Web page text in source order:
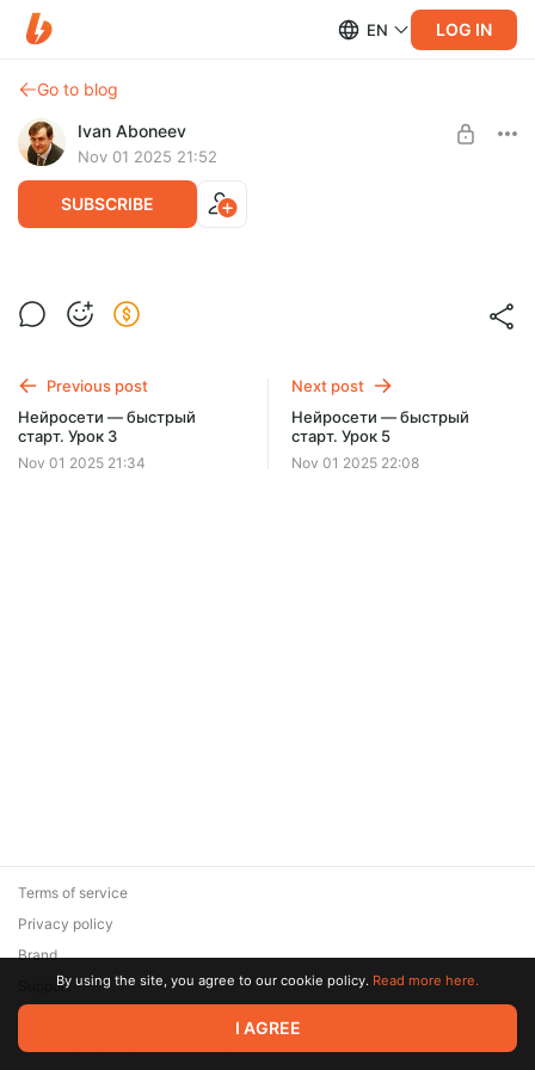
EN LOG IN
Go to blog
Ivan Aboneev
Nov 01 2025 21:52
SUBSCRIBE
Нейросети — быстрый старт. Урок 4
Цель уровня: Научиться обходить технические и
творческие ограничения
Previous post
Нейросети — быстрый
старт. Урок 3
Nov 01 2025 21:34
Next post
Нейросети — быстрый
старт. Урок 5
Nov 01 2025 22:08
© 2026 Zaya Solutions Limited. All rights reserved. All trademarks
are the property of their respective owners.
Terms of service
Privacy policy
Brand
SupportBy using the site, you agree to our cookie policy. Read more here.
I AGREE